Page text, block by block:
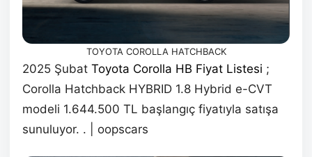
TOYOTA COROLLA HATCHBACK
2025 Şubat Toyota Corolla HB Fiyat Listesi ;
Corolla Hatchback HYBRID 1.8 Hybrid e-CVT
modeli 1.644.500 TL başlangıç fiyatıyla satışa
sunuluyor. . | oopscars